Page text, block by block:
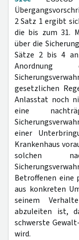
2 Satz 1 ergibt
die bis zum 31.
über die
Sätze 2 bis 4
gesetzlichen
Anlasstat noch
eine
einer
Krankenhaus
solchen
Betroffenen eine
aus konkreten
seinem
abzuleiten ist,
schwerste
wird.